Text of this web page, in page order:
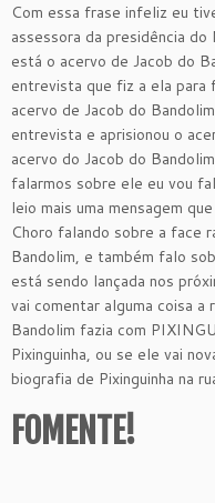
Com essa frase infeliz eu
assessora da presidência
está o acervo de Jacob do
entrevista que fiz a ela para
acervo de Jacob do
entrevista e aprisionou o
acervo do Jacob do
falarmos sobre ele eu vou
leio mais uma mensagem
Choro falando sobre a face
Bandolim, e também falo
está sendo lançada nos
vai comentar alguma coisa
Bandolim fazia com
Pixinguinha, ou se ele vai
biografia de Pixinguinha na
FOMENTE!